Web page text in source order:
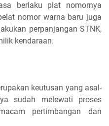
berlaku plat nomornya
nomor warna baru juga
perpanjangan STNK,
kendaraan.
keutusan yang asal-
sudah melewati proses
pertimbangan dan